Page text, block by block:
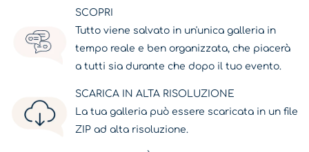
SCOPRI
Tutto viene salvato in un'unica galleria in
tempo reale e ben organizzata, che piacerà
a tutti sia durante che dopo il tuo evento.
SCARICA IN ALTA RISOLUZIONE
La tua galleria può essere scaricata in un file
ZIP ad alta risoluzione.